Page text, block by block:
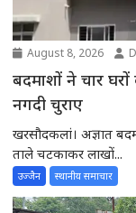
August 8, 2026
बदमाशों ने चार
नगदी चुराए
खरसौदकलां। अज्ञात
ताले चटकाकर लाखों...
उज्जैन स्थानीय समाचार